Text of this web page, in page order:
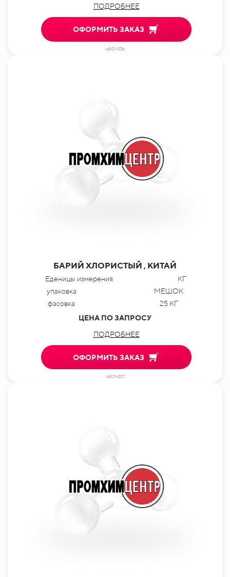
ПОДРОБНЕЕ
ОФОРМИТЬ ЗАКАЗ
id801-006
БАРИЙ ХЛОРИСТЫЙ , КИТАЙ
Еденицы измерения
КГ
упаковка
МЕШОК
фасовка
25 КГ
ЦЕНА ПО ЗАПРОСУ
ПОДРОБНЕЕ
ОФОРМИТЬ ЗАКАЗ
id801-007